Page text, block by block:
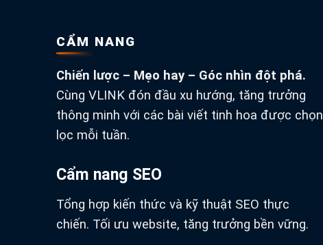
CẨM NANG
Chiến lược – Mẹo hay – Góc nhìn đột phá.
Cùng VLINK đón đầu xu hướng, tăng trưởng
thông minh với các bài viết tinh hoa được chọn
lọc mỗi tuần.
Cẩm nang SEO
Tổng hợp kiến thức và kỹ thuật SEO thực
chiến. Tối ưu website, tăng trưởng bền vững.